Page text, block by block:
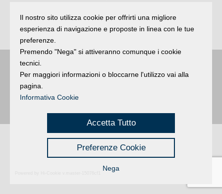
strada è rimasto chiuso per permettere i rilievi,
congestionando il traffico quasi fino in città.
registrazione n. 2 /28/02/2012|© 2024 buongiornoRimini
Il nostro sito utilizza cookie per offrirti una migliore
esperienza di navigazione e proposte in linea con le tue
preferenze.
Premendo "Nega" si attiveranno comunque i cookie
tecnici.
Per maggiori informazioni o bloccarne l'utilizzo vai alla
pagina.
Informativa Cookie
Accetta Tutto
Preferenze Cookie
Nega